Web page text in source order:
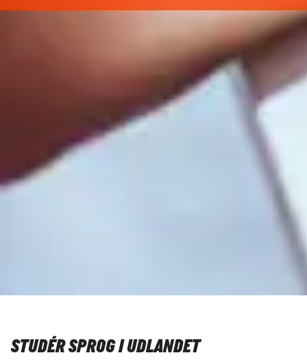
STUDÉR SPROG I UDLANDET